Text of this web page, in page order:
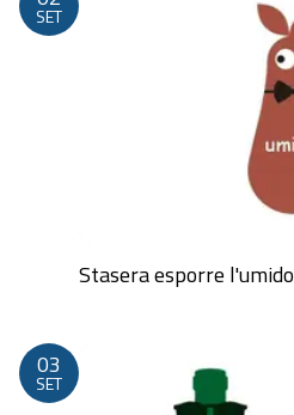
SET
Stasera esporre l'umido
03
SET